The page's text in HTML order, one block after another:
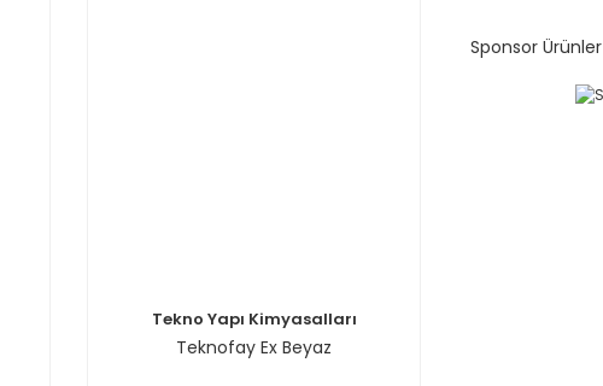
Tekno Yapı Kimyasalları
Teknofay Ex Beyaz
Sponsor Ürünler